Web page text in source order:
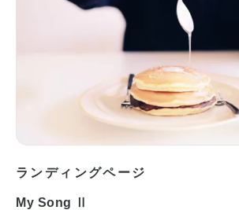
ランディングページ
My Song Ⅱ